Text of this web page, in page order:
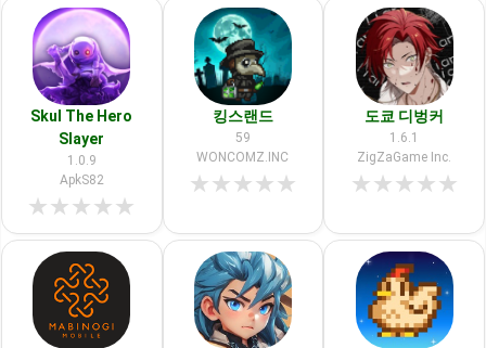
Skul The Hero
Slayer
1.0.9
ApkS82
★★★★★
킹스랜드
59
WONCOMZ.INC
★★★★★
도쿄 디벙커
1.6.1
ZigZaGame Inc.
★★★★★